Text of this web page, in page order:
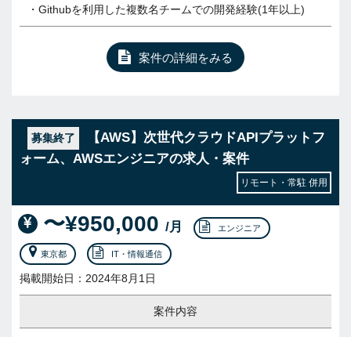
・Githubを利用した複数名チームでの開発経験(1年以上)
案件の詳細をみる
募集終了
【AWS】次世代クラウドAPIプラットフ
ォーム、AWSエンジニアの求人・案件
リモート・常駐 併用
〜¥950,000 /月 エンジニア
東京都 IT・情報通信
掲載開始日：2024年8月1日
案件内容